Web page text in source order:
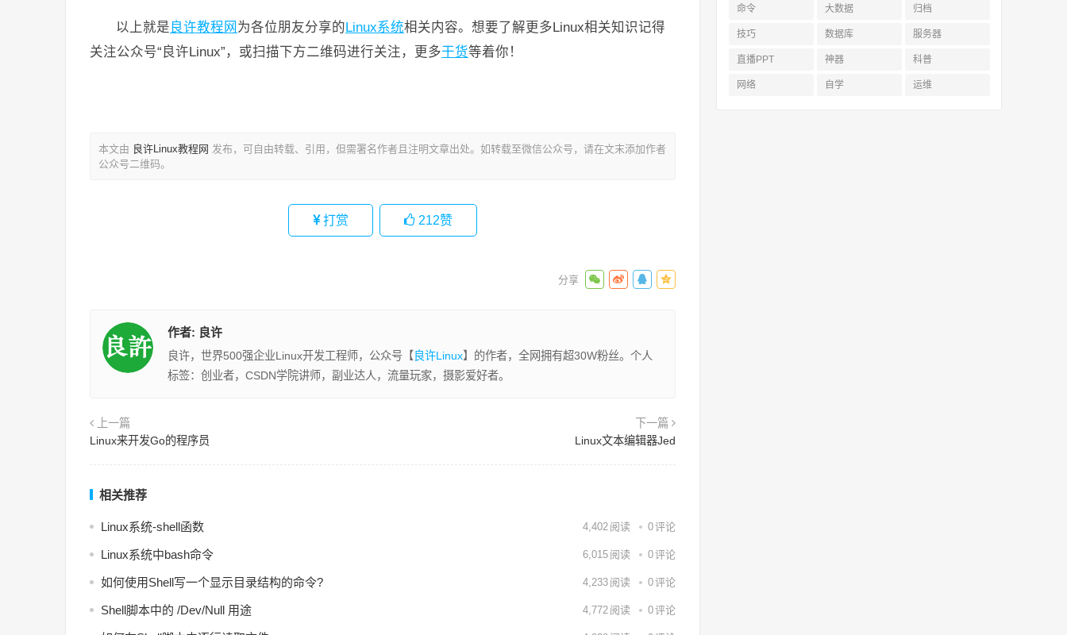
以上就是 良许教程网 为各位朋友分享的 Linux系统相关内容。想要了解更多Linux相关知识记得
关注公众号“良许Linux”，或扫描下方二维码进行关注，更多干货等着你！
本文由 良许Linux教程网 发布，可自由转载、引用，但需署名作者且注明文章出处。如转载至微信公众号，请在文末添加作者
公众号二维码。
打赏 212赞
作者: 良许
良许，世界500强企业Linux开发工程师，公众号【 良许Linux】的作者，全网拥有超30W粉丝。个人
标签：创业者，CSDN学院讲师，副业达人，流量玩家，摄影爱好者。
上一篇
Linux来开发Go的程序员
下一篇
Linux文本编辑器Jed
相关推荐
Linux系统-shell函数 4,402 阅读 0评论
Linux系统中bash命令 6,015 阅读 0评论
如何使用Shell写一个显示目录结构的命令? 4,233 阅读 0评论
Shell脚本中的 /Dev/Null 用途 4,772 阅读 0评论
命令 大数据 归档
技巧 数据库 服务器
直播PPT 神器 科普
网络 自学 运维